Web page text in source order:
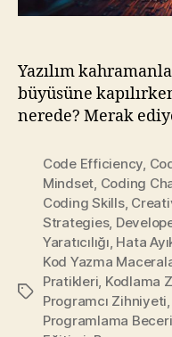
Yazılım
büyüsüne
nerede? Merak
Etiketler
Code Efficiency,
Mindset, Coding
Coding Skills,
Strategies,
Yaratıcılığı, Hata
Kod Yazma
Pratikleri, Kodlama
Programcı Zihniyeti,
Programlama